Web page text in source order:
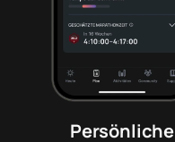
Persönliche